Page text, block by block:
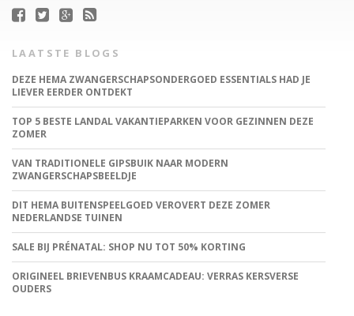
LAATSTE BLOGS
DEZE HEMA ZWANGERSCHAPSONDERGOED ESSENTIALS HAD JE
LIEVER EERDER ONTDEKT
TOP 5 BESTE LANDAL VAKANTIEPARKEN VOOR GEZINNEN DEZE
ZOMER
VAN TRADITIONELE GIPSBUIK NAAR MODERN
ZWANGERSCHAPSBEELDJE
DIT HEMA BUITENSPEELGOED VEROVERT DEZE ZOMER
NEDERLANDSE TUINEN
SALE BIJ PRÉNATAL: SHOP NU TOT 50% KORTING
ORIGINEEL BRIEVENBUS KRAAMCADEAU: VERRAS KERSVERSE
OUDERS